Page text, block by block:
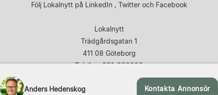
Anders Hedenskog Kontakta Annonsör
Följ Lokalnytt på LinkedIn, Twitteroch Facebook
Lokalnytt
Trädgårdsgatan 1
411 08 Göteborg
Telefon: 031-683920